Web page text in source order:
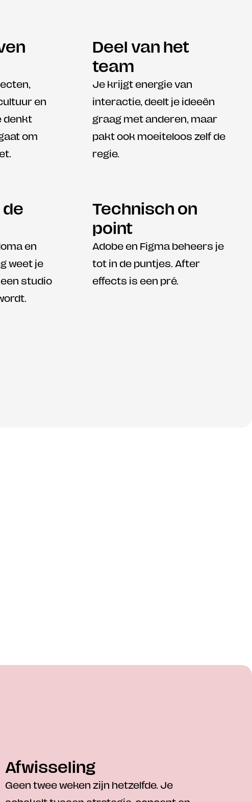
en
denkt
om
Deel van het
team
Je krijgt energie van
interactie, deelt je ideeën
graag met anderen, maar
pakt ook moeiteloos zelf de
regie.
de
en
weet je
studio
Technisch on
point
Adobe en Figma beheers je
tot in de puntjes. After
effects is een pré.
Afwisseling
Geen twee weken zijn hetzelfde. Je